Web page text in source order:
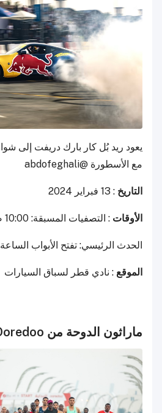
مع الأسطورة @abdofeghali
التاريخ : 13 فبراير 2024
الأوقات : التصفيات المسبقة: 10:00 صباحاً
الحدث الرئيسي: تفتح الأبواب الساعة 05:00 مساءً
الموقع : نادي قطر لسباق السيارات
ماراثون الدوحة من Ooredoo